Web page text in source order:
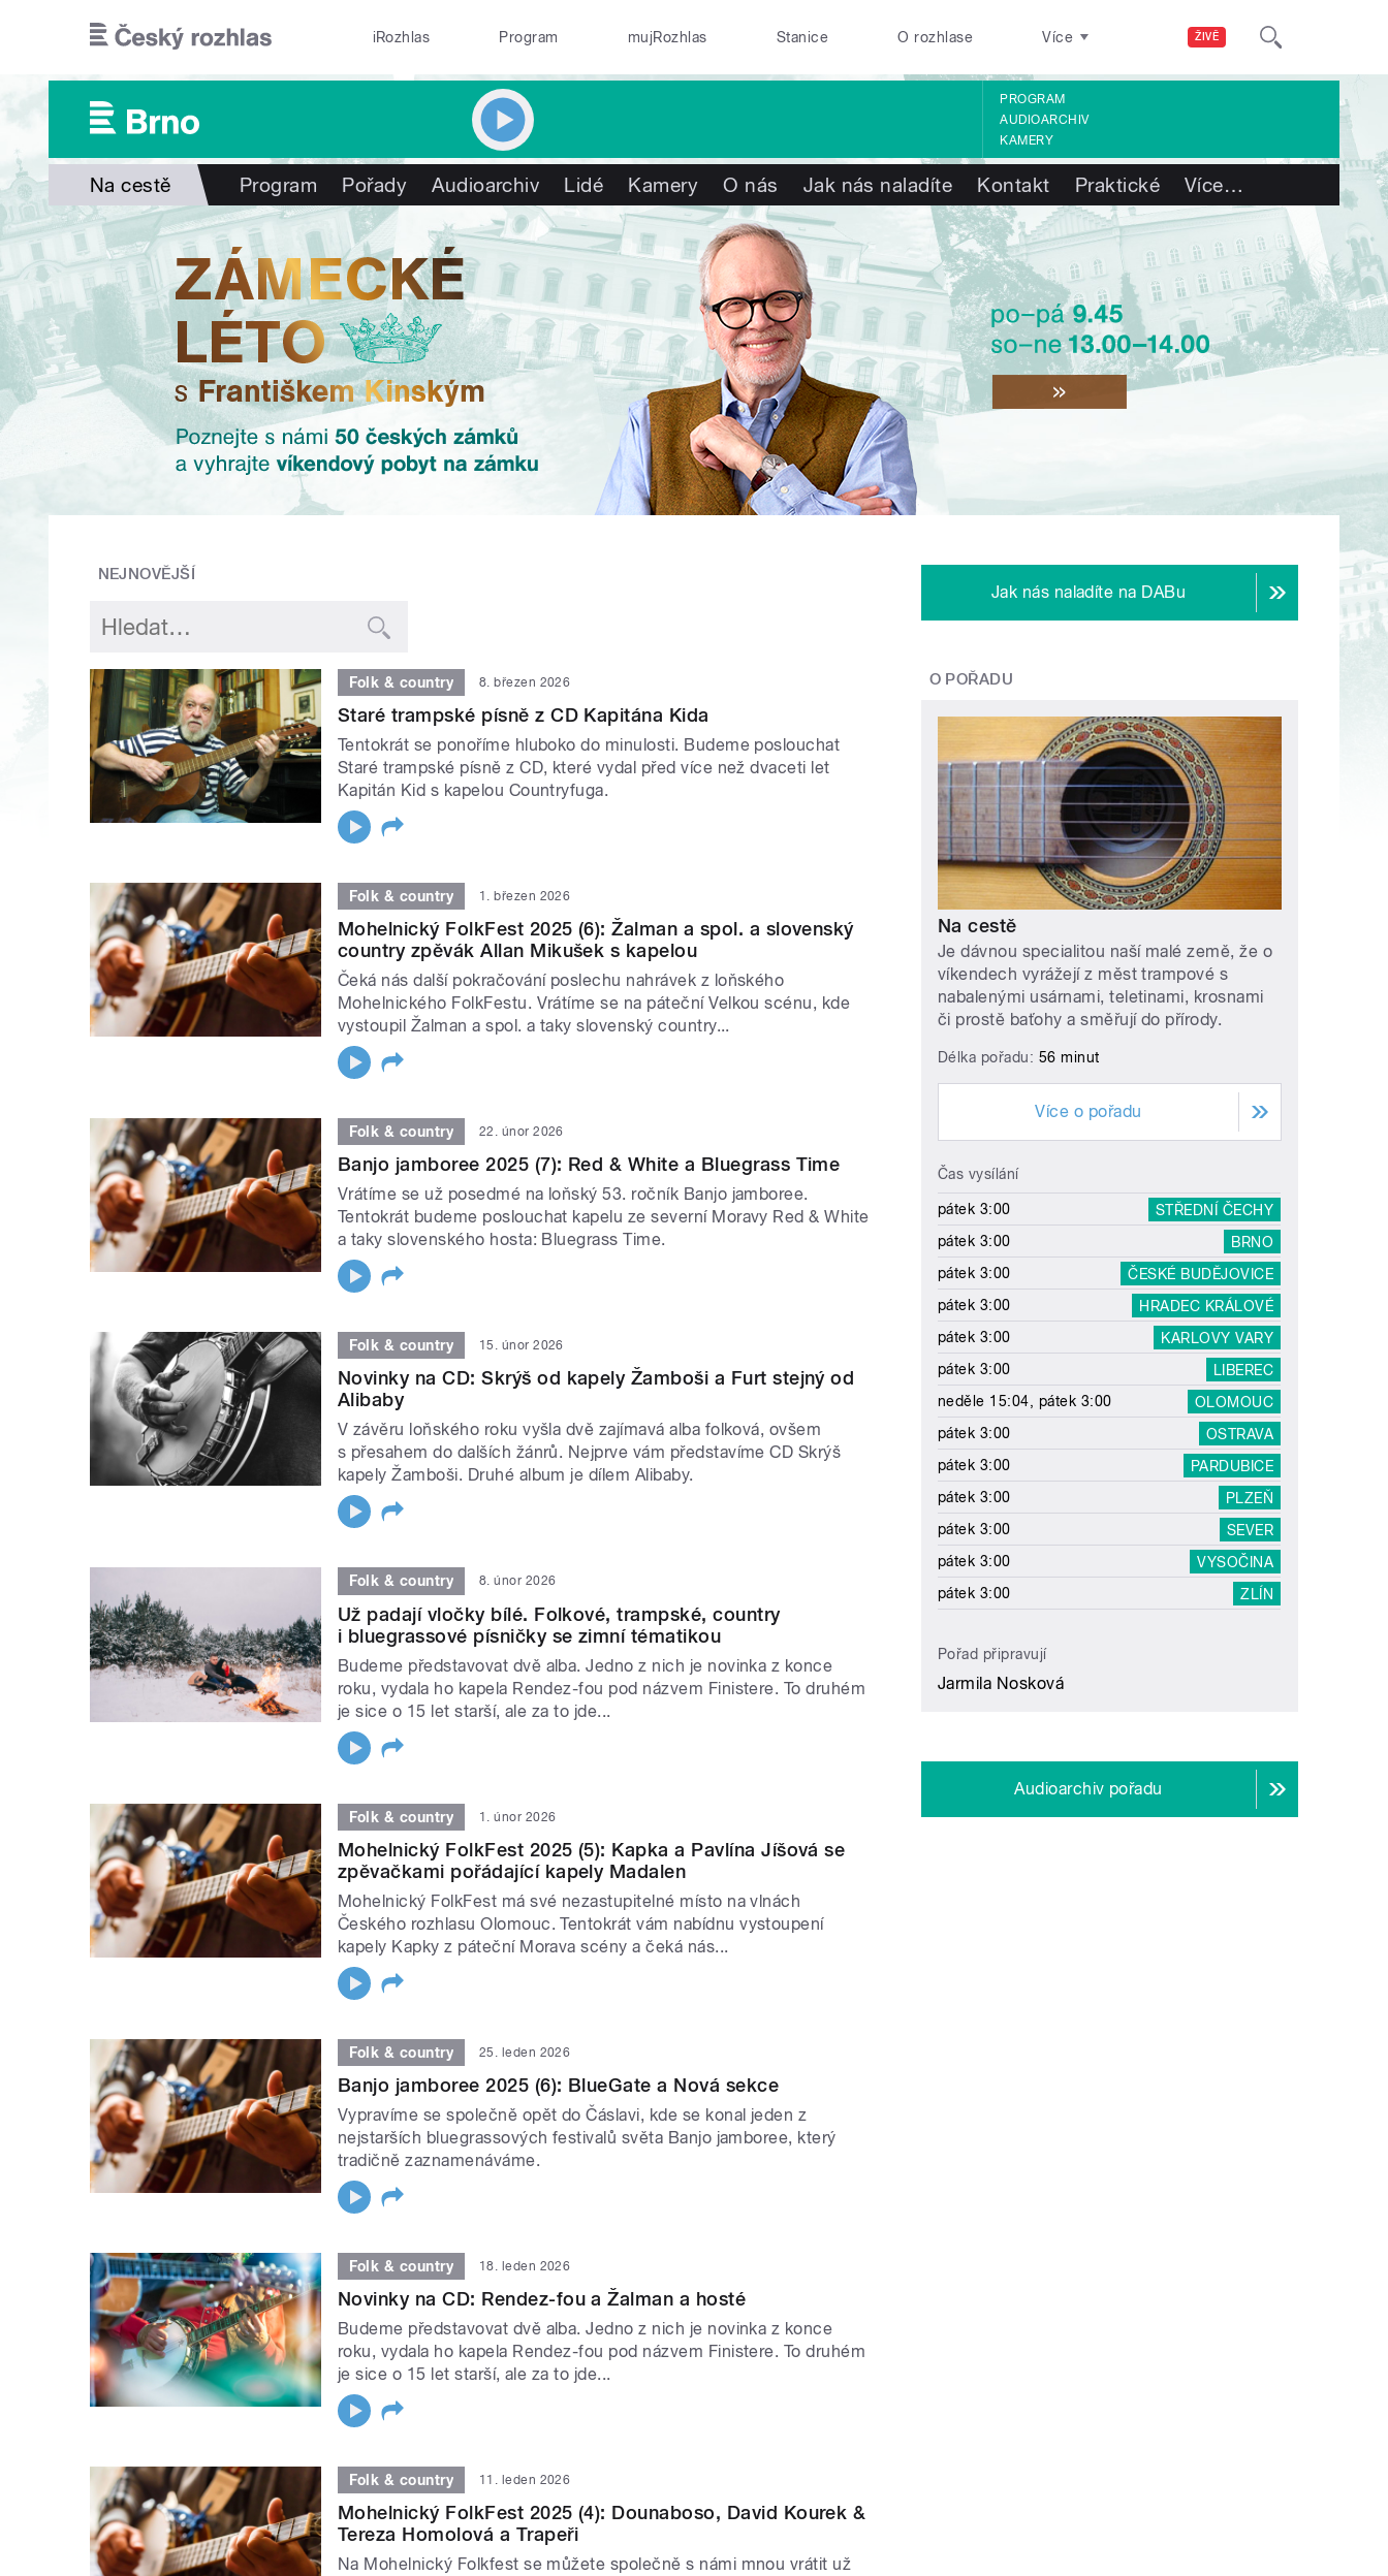
ŽIVĚ
iRozhlas Program mujRozhlas Stanice O rozhlase Více
PROGRAM
AUDIOARCHIV
KAMERY
Na cestě Program Pořady Audioarchiv Lidé Kamery O nás Jak nás naladíte Kontakt Praktické Více…
NEJNOVĚJŠÍ
Folk & country 8. březen 2026
Staré trampské písně z CD Kapitána Kida
Tentokrát se ponoříme hluboko do minulosti. Budeme poslouchat
Staré trampské písně z CD, které vydal před více než dvaceti let
Kapitán Kid s kapelou Countryfuga.
Folk & country 1. březen 2026
Mohelnický FolkFest 2025 (6): Žalman a spol. a slovenský
country zpěvák Allan Mikušek s kapelou
Čeká nás další pokračování poslechu nahrávek z loňského
Mohelnického FolkFestu. Vrátíme se na páteční Velkou scénu, kde
vystoupil Žalman a spol. a taky slovenský country...
Folk & country 22. únor 2026
Banjo jamboree 2025 (7): Red & White a Bluegrass Time
Vrátíme se už posedmé na loňský 53. ročník Banjo jamboree.
Tentokrát budeme poslouchat kapelu ze severní Moravy Red & White
a taky slovenského hosta: Bluegrass Time.
Folk & country 15. únor 2026
Novinky na CD: Skrýš od kapely Žamboši a Furt stejný od
Alibaby
V závěru loňského roku vyšla dvě zajímavá alba folková, ovšem
s přesahem do dalších žánrů. Nejprve vám představíme CD Skrýš
kapely Žamboši. Druhé album je dílem Alibaby.
Folk & country 8. únor 2026
Už padají vločky bílé. Folkové, trampské, country
i bluegrassové písničky se zimní tématikou
Budeme představovat dvě alba. Jedno z nich je novinka z konce
roku, vydala ho kapela Rendez-fou pod názvem Finistere. To druhém
je sice o 15 let starší, ale za to jde...
Folk & country 1. únor 2026
Mohelnický FolkFest 2025 (5): Kapka a Pavlína Jíšová se
zpěvačkami pořádající kapely Madalen
Mohelnický FolkFest má své nezastupitelné místo na vlnách
Českého rozhlasu Olomouc. Tentokrát vám nabídnu vystoupení
kapely Kapky z páteční Morava scény a čeká nás...
Folk & country 25. leden 2026
Banjo jamboree 2025 (6): BlueGate a Nová sekce
Vypravíme se společně opět do Čáslavi, kde se konal jeden z
nejstarších bluegrassových festivalů světa Banjo jamboree, který
tradičně zaznamenáváme.
Folk & country 18. leden 2026
Novinky na CD: Rendez-fou a Žalman a hosté
Budeme představovat dvě alba. Jedno z nich je novinka z konce
roku, vydala ho kapela Rendez-fou pod názvem Finistere. To druhém
je sice o 15 let starší, ale za to jde...
Folk & country 11. leden 2026
Mohelnický FolkFest 2025 (4): Dounaboso, David Kourek &
Tereza Homolová a Trapeři
Na Mohelnický Folkfest se můžete společně s námi mnou vrátit už
Jak nás naladíte na DABu
O POŘADU
Na cestě
Je dávnou specialitou naší malé země, že o
víkendech vyrážejí z měst trampové s
nabalenými usárnami, teletinami, krosnami
či prostě baťohy a směřují do přírody.
Délka pořadu: 56 minut
Více o pořadu
Čas vysílání
pátek 3:00
STŘEDNÍ ČECHY
pátek 3:00
BRNO
pátek 3:00
ČESKÉ BUDĚJOVICE
pátek 3:00
HRADEC KRÁLOVÉ
pátek 3:00
KARLOVY VARY
pátek 3:00
LIBEREC
neděle 15:04, pátek 3:00
OLOMOUC
pátek 3:00
OSTRAVA
pátek 3:00
PARDUBICE
pátek 3:00
PLZEŇ
pátek 3:00
SEVER
pátek 3:00
VYSOČINA
pátek 3:00
ZLÍN
Pořad připravují
Jarmila Nosková
Audioarchiv pořadu